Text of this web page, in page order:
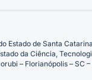
Estado de Santa
da Ciência,
– Florianópolis – SC